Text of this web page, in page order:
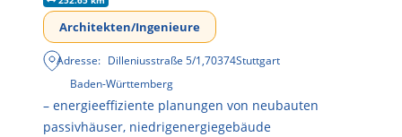
Architekten/Ingenieure
Adresse: Dilleniusstraße 5/1,70374Stuttgart
Baden-Württemberg
– energieeffiziente planungen von neubauten
passivhäuser, niedrigenergiegebäude